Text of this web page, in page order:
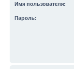
Имя пользователя:
Пароль: